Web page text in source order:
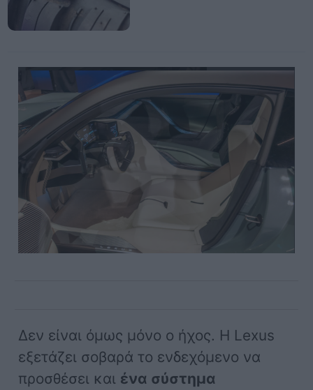
Δεν είναι όμως μόνο ο ήχος. Η Lexus
εξετάζει σοβαρά το ενδεχόμενο να
προσθέσει και ένα σύστημα